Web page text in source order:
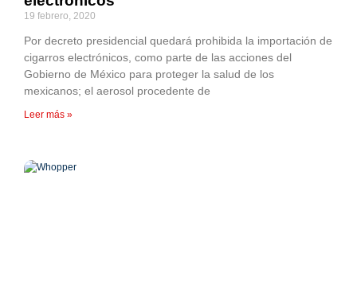
19 febrero, 2020
Por decreto presidencial quedará prohibida la importación de
cigarros electrónicos, como parte de las acciones del
Gobierno de México para proteger la salud de los
mexicanos; el aerosol procedente de
Leer más »